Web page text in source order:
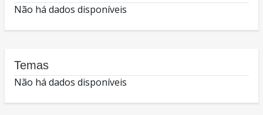
Não há dados disponíveis
Temas
Não há dados disponíveis